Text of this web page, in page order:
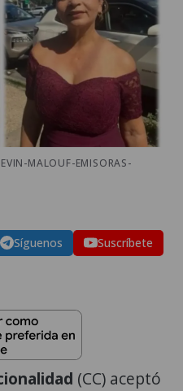
MALOUF-EMISORAS-
Síguenos Suscríbete
(CC) aceptó